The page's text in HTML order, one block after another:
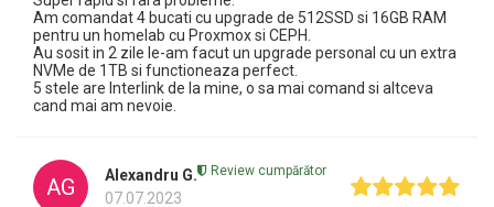
Am comandat 4 bucati cu upgrade de 512SSD si 16GB RAM
pentru un homelab cu Proxmox si CEPH.
Au sosit in 2 zile le-am facut un upgrade personal cu un extra
NVMe de 1TB si functioneaza perfect.
5 stele are Interlink de la mine, o sa mai comand si altceva
cand mai am nevoie.
AG
Alexandru G.
07.07.2023
Review cumpărător